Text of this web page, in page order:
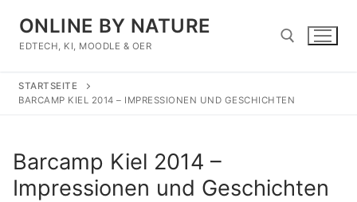
Inhalt
springen
ONLINE BY NATURE
EDTECH, KI, MOODLE & OER
Suchen nach:
STARTSEITE
BARCAMP KIEL 2014 – IMPRESSIONEN UND GESCHICHTEN
Barcamp Kiel 2014 –
Impressionen und Geschichten